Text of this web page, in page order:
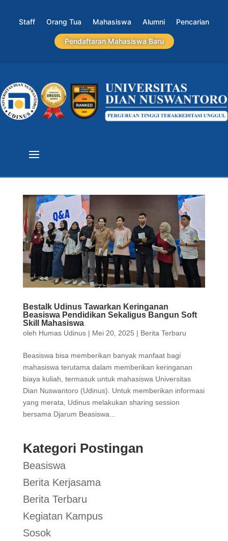
Staff Orang Tua Mahasiswa Alumni Pencarian
Pendaftaran Mahasiswa Baru
Bestalk Udinus Tawarkan Keringanan
Beasiswa Pendidikan Sekaligus Bangun Soft
Skill Mahasiswa
oleh Humas Udinus| Mei 20, 2025 | Berita Terbaru
Beasiswa bisa memberikan banyak manfaat bagi
mahasiswa terutama dalam memberikan keringanan
biaya kuliah, termasuk untuk mahasiswa Universitas
Dian Nuswantoro (Udinus). Untuk memberikan informasi
yang merata, Udinus melakukan sharing session
bersama Djarum Beasiswa...
Kategori Postingan
Beasiswa
Berita Kerjasama
Berita Terbaru
Kegiatan Kampus
Sosok